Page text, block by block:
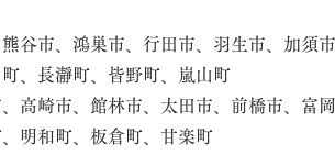
熊谷市、鴻巣市、行田市、羽生市、加須
、長瀞町、皆野町、嵐山町
、高崎市、館林市、太田市、前橋市、富
明和町、板倉町、甘楽町